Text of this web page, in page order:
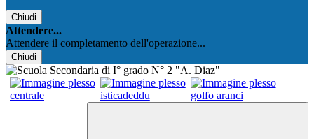
Chiudi
Attendere...
Attendere il completamento dell'operazione...
Chiudi